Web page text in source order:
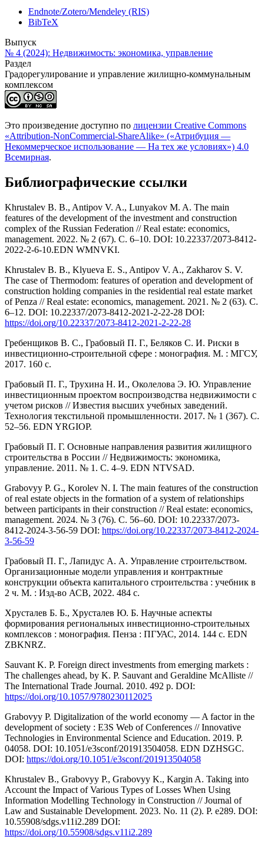
Endnote/Zotero/Mendeley (RIS)
BibTeX
Выпуск
№ 4 (2024): Недвижимость: экономика, управление
Раздел
Градорегулирование и управление жилищно-коммунальным
комплексом
Это произведение доступно по лицензии Creative Commons
«Attribution-NonCommercial-ShareAlike» («Атрибуция —
Некоммерческое использование — На тех же условиях») 4.0
Всемирная.
Библиографические ссылки
Khrustalev B. B., Antipov V. A., Lunyakov M. A. The main
features of the development of the investment and construction
complex of the Russian Federation // Real estate: economics,
management. 2022. № 2 (67). С. 6–10. DOI: 10.22337/2073-8412-
2022-2-6-10.EDN WMNVKI.
Khrustalev B. B., Klyueva E. S., Antipov V. A., Zakharov S. V.
The case of Thermodom: features of operation and development of
construction holding companies in the residential real estate market
of Penza // Real estate: economics, management. 2021. № 2 (63). С.
6–12. DOI: 10.22337/2073-8412-2021-2-22-28 DOI:
https://doi.org/10.22337/2073-8412-2021-2-22-28
Гребенщиков В. С., Грабовый П. Г., Беляков С. И. Риски в
инвестиционно-строительной сфере : монография. М. : МГСУ,
2017. 160 с.
Грабовый П. Г., Трухина Н. И., Околелова Э. Ю. Управление
инвестиционным проектом воспроизводства недвижимости с
учетом рисков // Известия высших учебных заведений.
Технология текстильной промышленности. 2017. № 1 (367). С.
52–56. EDN YRGIOP.
Грабовый П. Г. Основные направления развития жилищного
строительства в России // Недвижимость: экономика,
управление. 2011. № 1. С. 4–9. EDN NTVSAD.
Grabovyу P. G., Korolev N. I. The main features of the construction
of real estate objects in the formation of a system of relationships
between participants in their construction // Real estate: economics,
management. 2024. № 3 (76). С. 56–60. DOI: 10.22337/2073-
8412-2024-3-56-59 DOI: https://doi.org/10.22337/2073-8412-2024-
3-56-59
Грабовый П. Г., Лапидус А. А. Управление строительством.
Организационные модели управления и контрактные
конструкции объекта капитального строительства : учебник в
2 ч. М. : Изд-во АСВ, 2022. 484 с.
Хрусталев Б. Б., Хрусталев Ю. Б. Научные аспекты
формирования региональных инвестиционно-строительных
комплексов : монография. Пенза : ПГУАС, 2014. 144 с. EDN
ZBKNRZ.
Sauvant K. P. Foreign direct investments from emerging markets :
The challenges ahead, by K. P. Sauvant and Geraldine McAlliste //
The International Trade Journal. 2010. 492 p. DOI:
https://doi.org/10.1057/9780230112025
Grabovуy P. Digitalization of the world economy — A factor in the
development of society : E3S Web of Conferences // Innovative
Technologies in Environmental Science and Education. 2019. P.
04058. DOI: 10.1051/e3sconf/201913504058. EDN DZHSGC.
DOI: https://doi.org/10.1051/e3sconf/201913504058
Khrustalev B., Grabovyу P., Grabovyу K., Kargin A. Taking into
Account the Impact of Various Types of Losses When Using
Information Modelling Technology in Construction // Journal of
Law and Sustainable Development. 2023. No. 11 (2). Р. e289. DOI:
10.55908/sdgs.v11i2.289 DOI:
https://doi.org/10.55908/sdgs.v11i2.289